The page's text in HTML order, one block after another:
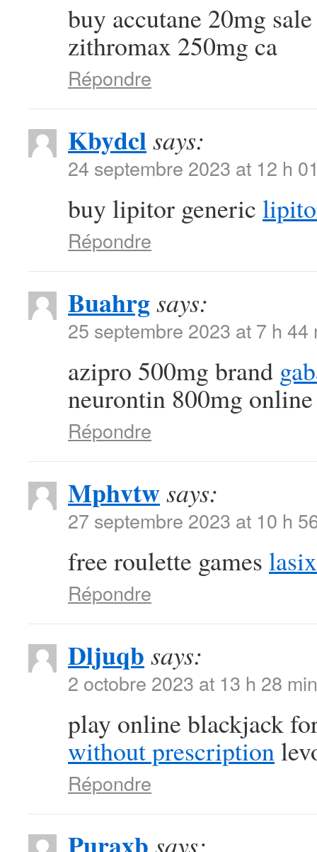
buy accutane 20mg
zithromax 250mg ca
Répondre
Kbydclsays:
24 septembre 2023 at 12 h
buy lipitor generic
Répondre
Buahrgsays:
25 septembre 2023 at 7 h 44
azipro 500mg brand
neurontin 800mg online
Répondre
Mphvtwsays:
27 septembre 2023 at 10 h
free roulette games
Répondre
Dljuqb says:
2 octobre 2023 at 13 h 28 min
play online blackjack
without prescription
Répondre
says: